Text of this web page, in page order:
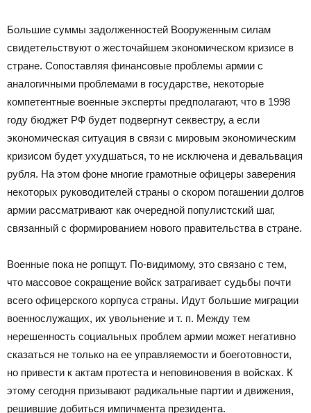
Большие суммы задолженностей Вооруженным силам
свидетельствуют о жесточайшем экономическом кризисе в
стране. Сопоставляя финансовые проблемы армии с
аналогичными проблемами в государстве, некоторые
компетентные военные эксперты предполагают, что в 1998
году бюджет РФ будет подвергнут секвестру, а если
экономическая ситуация в связи с мировым экономическим
кризисом будет ухудшаться, то не исключена и девальвация
рубля. На этом фоне многие грамотные офицеры заверения
некоторых руководителей страны о скором погашении долгов
армии рассматривают как очередной популистский шаг,
связанный с формированием нового правительства в стране.
Военные пока не ропщут. По-видимому, это связано с тем,
что массовое сокращение войск затрагивает судьбы почти
всего офицерского корпуса страны. Идут большие миграции
военнослужащих, их увольнение и т. п. Между тем
нерешенность социальных проблем армии может негативно
сказаться не только на ее управляемости и боеготовности,
но привести к актам протеста и неповиновения в войсках. К
этому сегодня призывают радикальные партии и движения,
решившие добиться импичмента президента.